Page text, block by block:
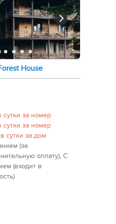
House
сутки за номер
сутки за номер
в сутки за дом
(за
оплату), С
(входит в